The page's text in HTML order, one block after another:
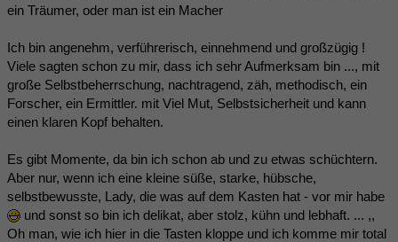
ein Träumer, oder man ist ein Macher
Ich bin angenehm, verführerisch, einnehmend und großzügig !
Viele sagten schon zu mir, dass ich sehr Aufmerksam bin ..., mit
große Selbstbeherrschung, nachtragend, zäh, methodisch, ein
Forscher, ein Ermittler. mit Viel Mut, Selbstsicherheit und kann
einen klaren Kopf behalten.
Es gibt Momente, da bin ich schon ab und zu etwas schüchtern.
Aber nur, wenn ich eine kleine süße, starke, hübsche,
selbstbewusste, Lady, die was auf dem Kasten hat - vor mir habe
und sonst so bin ich delikat, aber stolz, kühn und lebhaft. ... ,,
Oh man, wie ich hier in die Tasten kloppe und ich komme mir total